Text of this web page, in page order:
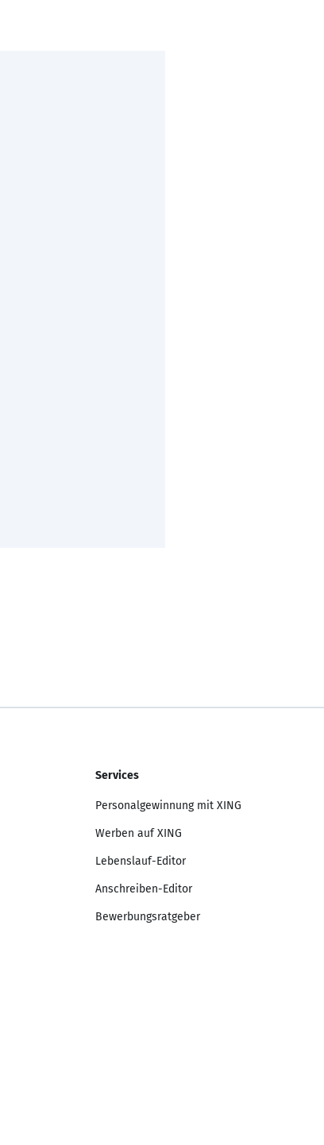
Services
Personalgewinnung mit XING
Werben auf XING
Lebenslauf-Editor
Anschreiben-Editor
Bewerbungsratgeber